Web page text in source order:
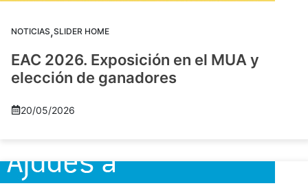
NOTICIAS,SLIDER HOME
EAC 2026. Exposición en el MUA y
elección de ganadores
20/05/2026